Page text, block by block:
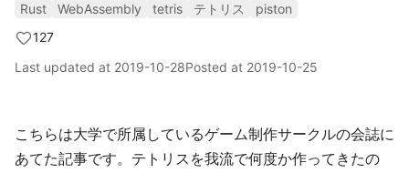
Rust WebAssembly tetris テトリス
piston
127
Last updated at 2019-10-28Posted at 2019-10-25
こちらは大学で所属しているゲーム制作サークルの会誌に
あてた記事です。テトリスを我流で何度か作ってきたの